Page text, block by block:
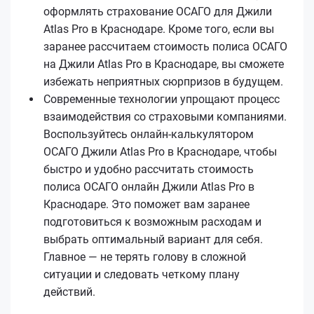
оформлять страхование ОСАГО для Джили
Atlas Pro в Краснодаре. Кроме того, если вы
заранее рассчитаем стоимость полиса ОСАГО
на Джили Atlas Pro в Краснодаре, вы сможете
избежать неприятных сюрпризов в будущем.
Современные технологии упрощают процесс
взаимодействия со страховыми компаниями.
Воспользуйтесь онлайн-калькулятором
ОСАГО Джили Atlas Pro в Краснодаре, чтобы
быстро и удобно рассчитать стоимость
полиса ОСАГО онлайн Джили Atlas Pro в
Краснодаре. Это поможет вам заранее
подготовиться к возможным расходам и
выбрать оптимальный вариант для себя.
Главное — не терять голову в сложной
ситуации и следовать четкому плану
действий.